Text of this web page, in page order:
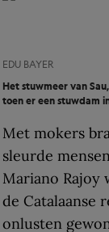
EDU BAYER
Het stuwmeer van
toen er een stuwdam
Met mokers
sleurde
Mariano Rajoy
de Catalaanse
onlusten